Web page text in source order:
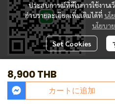
8,900 THB
カートに追加
ประสบการณ์ที่ดีในการใช้งาน
อ่านรายละเอียดเพิ่มเติมได้ที่ นโ
นโยบา
Set Cookies
Today
Powered By